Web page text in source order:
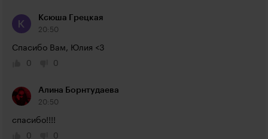
Ксюша Грецкая
20:50
Спасибо Вам, Юлия <3
0
0
Алина Борнтудаева
20:50
спасибо!!!!
0
0